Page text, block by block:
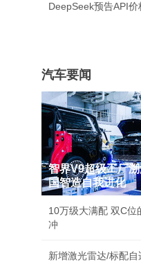
DeepSeek预告API价
汽车要闻
智界V9超级工厂
国智造自我进化
10万级大满配 双C位
冲
新增激光雷达/标配